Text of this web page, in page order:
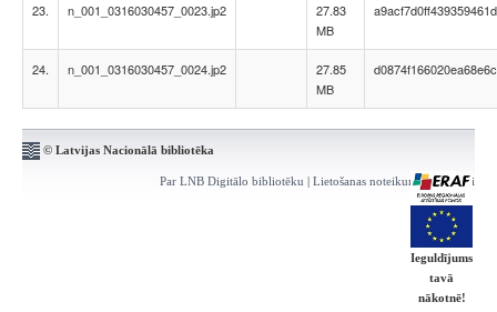
23. n_001_0316030457_0023.jp2
27.83
MB
24. n_001_0316030457_0024.jp2
27.85
MB
© Latvijas Nacionālā bibliotēka
Par LNB Digitālo bibliotēku | Lietošanas noteikumi | Kontakti
Ieguldījums
tavā
nākotnē!